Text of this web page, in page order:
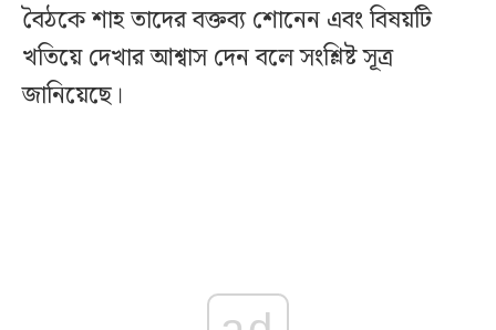
বৈঠকে শাহ তাদের বক্তব্য শোনেন এবং বিষয়টি
খতিয়ে দেখার আশ্বাস দেন বলে সংশ্লিষ্ট সূত্র
জানিয়েছে।‌